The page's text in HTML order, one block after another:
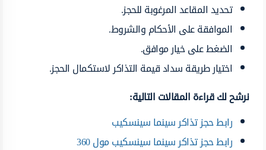
تحديد المقاعد المرغوبة للحجز.
الموافقة على الأحكام والشروط.
الضغط على خيار موافق.
اختيار طريقة سداد قيمة التذاكر لاستكمال الحجز.
نرشح لك قراءة المقالات التالية:
رابط حجز تذاكر سينما سينسكيب
رابط حجز تذاكر سينما سينسكيب مول 360